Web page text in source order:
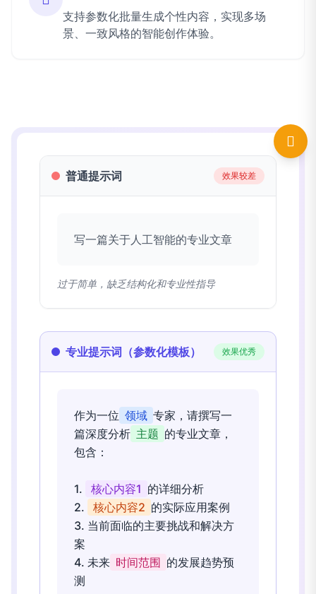
支持参数化批量生成个性内容，实现多场
景、一致风格的智能创作体验。
普通提示词 效果较差
写一篇关于人工智能的专业文章
过于简单，缺乏结构化和专业性指导
专业提示词（参数化模板） 效果优秀
作为一位 领域 专家，请撰写一
篇深度分析 主题 的专业文章，
包含：
1. 核心内容1 的详细分析
2.
核心内容2 的实际应用案例
3. 当前面临的主要挑战和解决方
案
4. 未来 时间范围 的发展趋势预
测